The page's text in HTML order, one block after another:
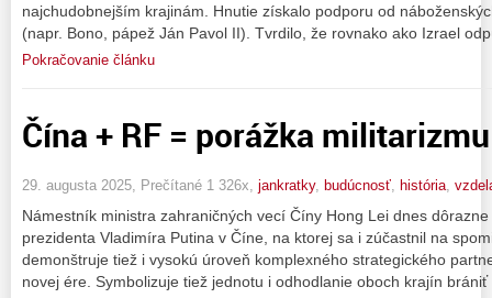
najchudobnejším krajinám. Hnutie získalo podporu od
(napr. Bono, pápež Ján Pavol II). Tvrdilo, že rovnako ako Izrael
Pokračovanie článku
Čína + RF = porážka
29. augusta 2025, Prečítané 1 326x, jankratky, budúcnosť história
Námestník ministra zahraničných vecí Číny Hong Lei dnes
prezidenta Vladimíra Putina v Číne, na ktorej sa i zúčastnil na
demonštruje tiež i vysokú úroveň komplexného strategického
novej ére. Symbolizuje tiež jednotu i odhodlanie oboch krajín